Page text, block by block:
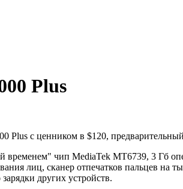
Plus
с ценником в $120, предварительный
чип MediaTek MT6739, 3 Гб
лиц, сканер отпечатков пальцев на
других устройств.